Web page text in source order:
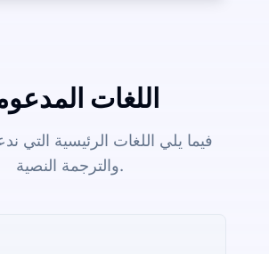
اللغات
فيما يلي اللغات الرئيسية التي
والترجمة النصية.